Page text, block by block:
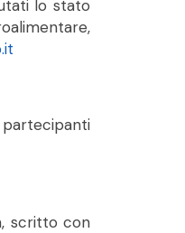
lo stato
scritto con